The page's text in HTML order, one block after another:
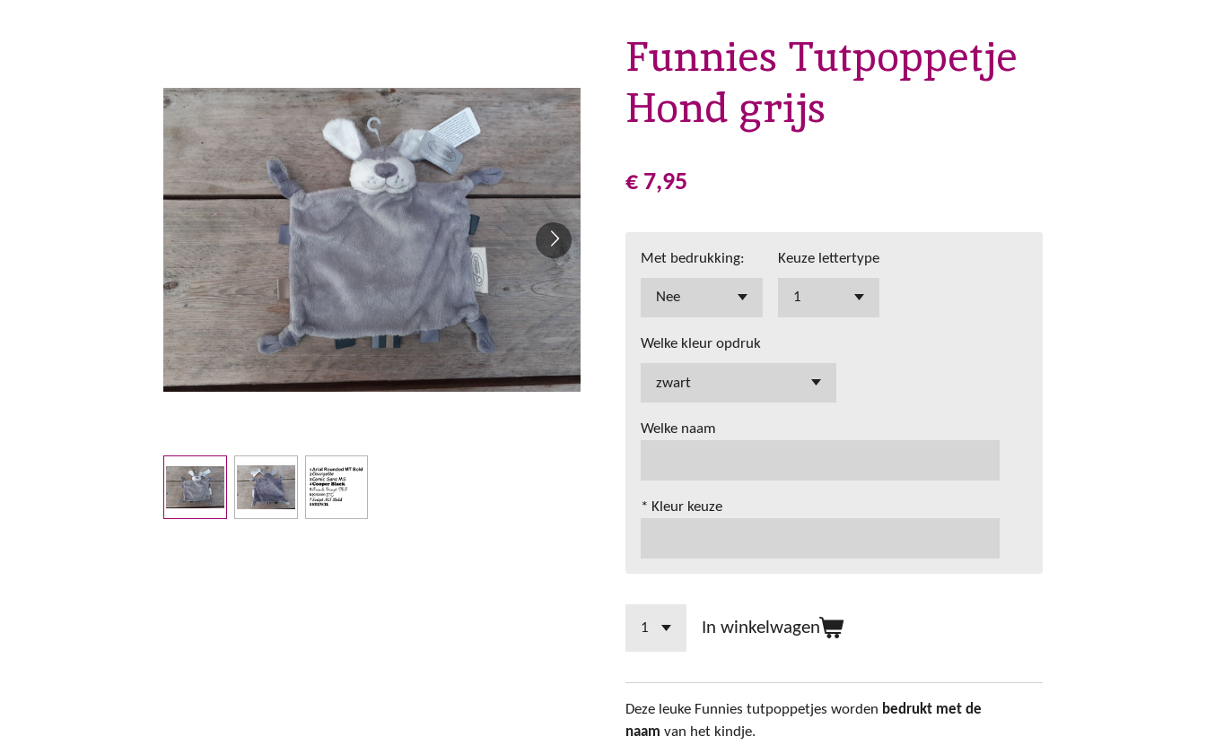
Funnies Tutpoppetje
Hond grijs
€ 7,95
Met bedrukking: Keuze lettertype
Welke kleur opdruk
Welke naam
* Kleur keuze
In winkelwagen
Deze leuke Funnies tutpoppetjes worden bedrukt met de
naam van het kindje.